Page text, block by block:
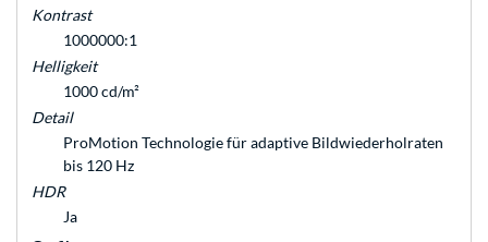
Kontrast
1000000:1
Helligkeit
1000 cd/m²
Detail
ProMotion Technologie für adaptive Bildwiederhol­raten
bis 120 Hz
HDR
Ja